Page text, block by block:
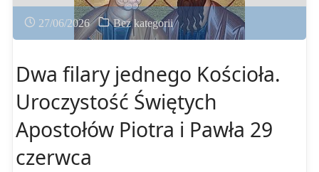
POLSKI"
27/06/2026
Bez kategorii
Dwa filary jednego Kościoła.
Uroczystość Świętych
Apostołów Piotra i Pawła 29
czerwca